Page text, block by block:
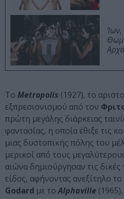
Το Metropolis (1927), το
εξπρεσιονισμού από τον
πρώτη μεγάλης διάρκειας
φαντασίας, η οποία έθιξε τις
μιας δυστοπικής πόλης του
μερικοί από τους
αιώνα δημιούργησαν τις
είδος, αφήνοντας ανεξίτηλο
Godard με τοAlphaville